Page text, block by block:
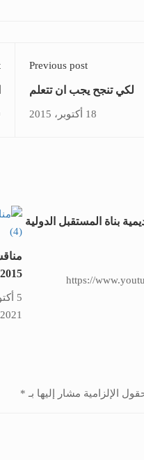
Previous post
لكي تنجح يجب ان تتعلم
18 أكتوبر، 2015
بناة المستقبل الدولية
https://
2015
5
2021
الإلزامية مشار إليها بـ *